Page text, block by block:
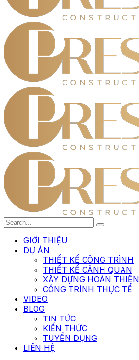
GIỚI THIỆU
DỰ ÁN
THIẾT KẾ CÔNG TRÌNH
THIẾT KẾ CẢNH QUAN
XÂY DỰNG HOÀN THIỆN
CÔNG TRÌNH THỰC TẾ
VIDEO
BLOG
TIN TỨC
KIẾN THỨC
TUYỂN DỤNG
LIÊN HỆ